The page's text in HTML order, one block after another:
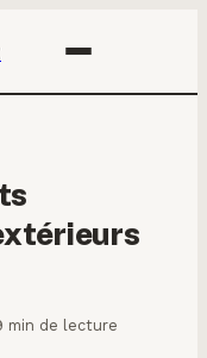
min de lecture